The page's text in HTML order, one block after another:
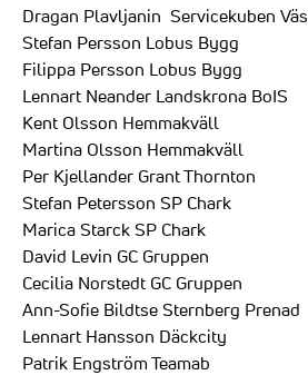
Dragan Plavljanin Servicekuben
Stefan Persson Lobus Bygg
Filippa Persson Lobus Bygg
Lennart Neander Landskrona BoIS
Kent Olsson Hemmakväll
Martina Olsson Hemmakväll
Per Kjellander Grant Thornton
Stefan Petersson SP Chark
Marica Starck SP Chark
David Levin GC Gruppen
Cecilia Norstedt GC Gruppen
Ann-Sofie Bildtse Sternberg Prenad
Lennart Hansson Däckcity
Patrik Engström Teamab